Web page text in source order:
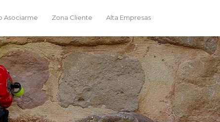
Asociarme Zona Cliente Alta Empresas